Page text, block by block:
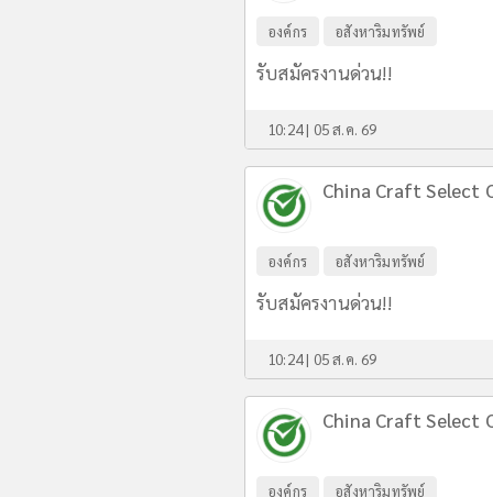
องค์กร อสังหาริมทรัพย์
รับสมัครงานด่วน!!
10:24 | 05 ส.ค. 69
China Craft Select
องค์กร อสังหาริมทรัพย์
รับสมัครงานด่วน!!
10:24 | 05 ส.ค. 69
China Craft Select
องค์กร อสังหาริมทรัพย์